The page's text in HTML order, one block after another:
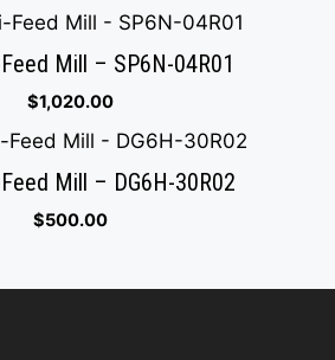
Mill – SP6N-04R01
$1,020.00
Mill – DG6H-30R02
$500.00